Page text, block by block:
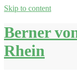
Skip to content
Berner
Rhein